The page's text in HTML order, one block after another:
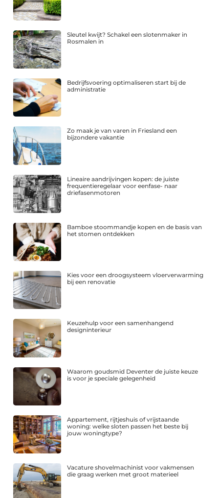
Sleutel kwijt? Schakel een slotenmaker in
Rosmalen in
Bedrijfsvoering optimaliseren start bij de
administratie
Zo maak je van varen in Friesland een
bijzondere vakantie
Lineaire aandrijvingen kopen: de juiste
frequentieregelaar voor eenfase- naar
driefasenmotoren
Bamboe stoommandje kopen en de basis van
het stomen ontdekken
Kies voor een droogsysteem vloerverwarming
bij een renovatie
Keuzehulp voor een samenhangend
designinterieur
Waarom goudsmid Deventer de juiste keuze
is voor je speciale gelegenheid
Appartement, rijtjeshuis of vrijstaande
woning: welke sloten passen het beste bij
jouw woningtype?
Vacature shovelmachinist voor vakmensen
die graag werken met groot materieel